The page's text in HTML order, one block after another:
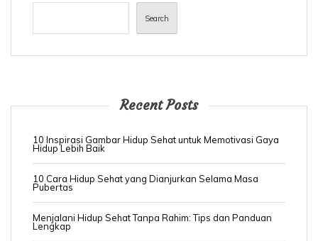
Search
Recent Posts
10 Inspirasi Gambar Hidup Sehat untuk Memotivasi Gaya
Hidup Lebih Baik
10 Cara Hidup Sehat yang Dianjurkan Selama Masa
Pubertas
Menjalani Hidup Sehat Tanpa Rahim: Tips dan Panduan
Lengkap